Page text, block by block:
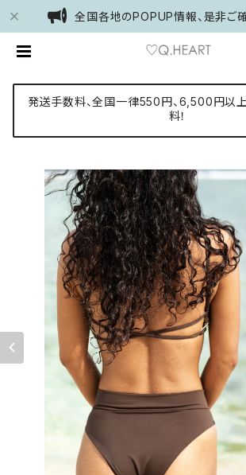
全国各地のPOPUP情報、是非ご確
発送手数料、全国一律550円、6,500円以
料！